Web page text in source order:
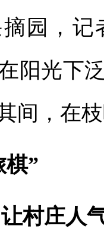
，记
阳光下
间，在
”
庄人气